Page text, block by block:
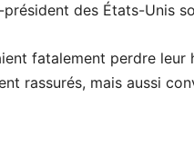
des États-Unis
fatalement perdre
rassurés, mais aussi